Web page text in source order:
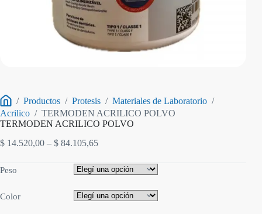
Inicio
/ Productos / Protesis / Materiales de Laboratorio /
Acrilico / TERMODEN ACRILICO POLVO
TERMODEN ACRILICO POLVO
$ 14.520,00 – $ 84.105,65Rango
precios:
desde
hasta
Peso
Color